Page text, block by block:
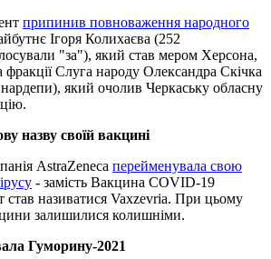
припинив повноваження народного
Ігоря Колихаєва (252
"за"), який став мером Херсона,
фракції Слуга народу Олександра Скічка
який очолив Черкаську обласну
назву своїй вакцині
AstraZeneca перейменувала свою
- замість Вакцина COVID-19
став називатися Vaxzevria. При цьому
залишилися колишніми.
Гуморину-2021